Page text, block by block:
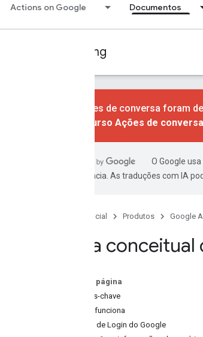
Actions on Google Documentos
Account linking
As ações de conversa foram
do recurso Ações de conversa
O Google
preferência. As traduções com IA
Página inicial Produtos Google
Guia
Nesta página
Termos-chave
Como funciona
Fluxos de Login do Google